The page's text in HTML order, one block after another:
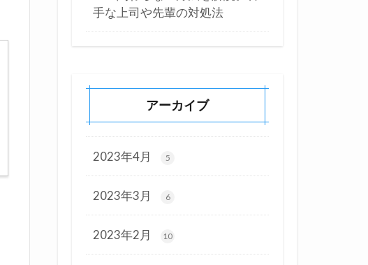
手な上司や先輩の対処法
アーカイブ
2023年4月 5
2023年3月 6
2023年2月 10